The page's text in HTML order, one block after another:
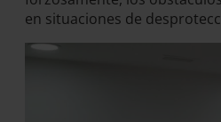
en situaciones de